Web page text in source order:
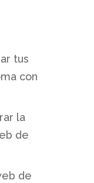
tus
con
la
de
de